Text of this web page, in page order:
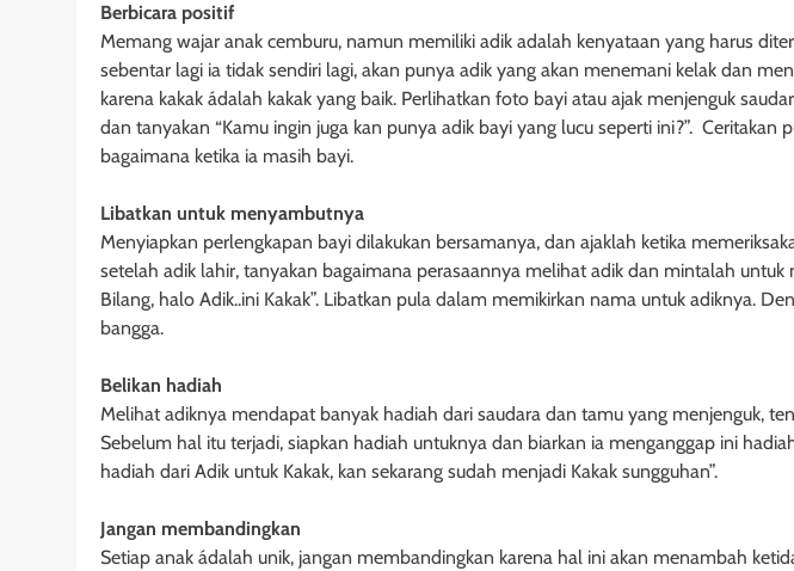
Berbicara positif
Memang wajar anak cemburu, namun memiliki adik adalah kenyataan yang harus
sebentar lagi ia tidak sendiri lagi, akan punya adik yang akan menemani kelak dan
karena kakak ádalah kakak yang baik. Perlihatkan foto bayi atau ajak menjenguk
dan tanyakan “Kamu ingin juga kan punya adik bayi yang lucu seperti ini?”. Ceritakan
bagaimana ketika ia masih bayi.
Libatkan untuk menyambutnya
Menyiapkan perlengkapan bayi dilakukan bersamanya, dan ajaklah ketika
setelah adik lahir, tanyakan bagaimana perasaannya melihat adik dan mintalah untuk
Bilang, halo Adik..ini Kakak”. Libatkan pula dalam memikirkan nama untuk adiknya.
bangga.
Belikan hadiah
Melihat adiknya mendapat banyak hadiah dari saudara dan tamu yang menjenguk,
Sebelum hal itu terjadi, siapkan hadiah untuknya dan biarkan ia menganggap ini
hadiah dari Adik untuk Kakak, kan sekarang sudah menjadi Kakak sungguhan”.
Jangan membandingkan
Setiap anak ádalah unik, jangan membandingkan karena hal ini akan menambah